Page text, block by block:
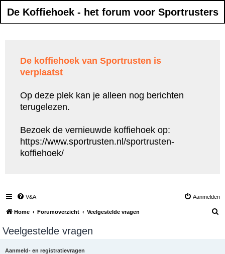
De Koffiehoek - het forum voor Sportrusters
De koffiehoek van Sportrusten is
verplaatst
Op deze plek kan je alleen nog berichten
terugelezen.
Bezoek de vernieuwde koffiehoek op:
https://www.sportrusten.nl/sportrusten-
koffiehoek/
V&A Aanmelden
Home Forumoverzicht Veelgestelde vragen
Veelgestelde vragen
Aanmeld- en registratievragen